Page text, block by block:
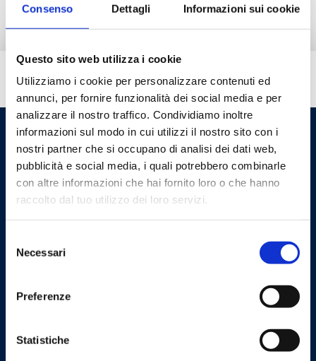
Consenso Dettagli Informazioni sui cookie
Questo sito web utilizza i cookie
Utilizziamo i cookie per personalizzare contenuti ed
annunci, per fornire funzionalità dei social media e per
analizzare il nostro traffico. Condividiamo inoltre
informazioni sul modo in cui utilizzi il nostro sito con i
nostri partner che si occupano di analisi dei dati web,
pubblicità e social media, i quali potrebbero combinarle
con altre informazioni che hai fornito loro o che hanno
raccolto dal tuo utilizzo dei loro servizi.
delNecessari
Preferenze
Statistiche
Вам нужна помощь?
Barberi Rubinetterie Industriali S.r.l. a socio unico